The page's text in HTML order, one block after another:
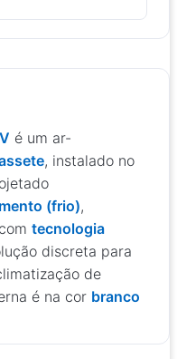
é um ar-
, instalado no
(frio),
tecnologia
discreta para
de
é na cor branco